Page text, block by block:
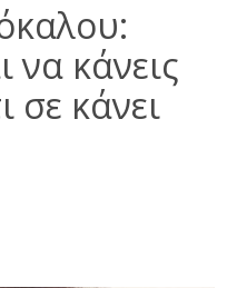
να κάνεις
σε κάνει